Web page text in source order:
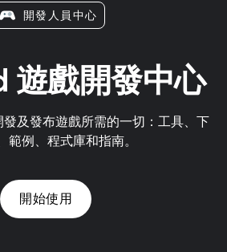
開發人員中心
遊戲開發中心
及發布遊戲所需的一切：工具、下
範例、程式庫和指南。
開始使用